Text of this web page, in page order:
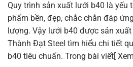
Quy trình sản xuất lưới b40 là yếu
phẩm bền, đẹp, chắc chắn đáp
lượng. Vậy lưới b40 được sản
Thành Đạt Steel tìm hiểu chi tiết
b40 tiêu chuẩn. Trong bài viết[